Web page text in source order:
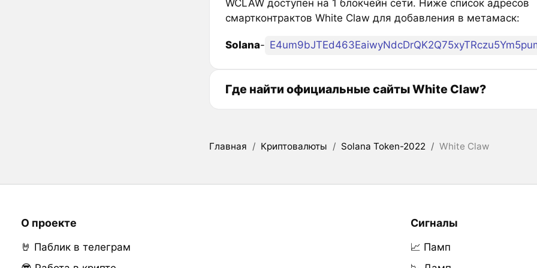
WCLAW доступен на 1 блокчейн сети. Ниже список адресов
смартконтрактов White Claw для добавления в метамаск:
Solana-
Где найти официальные сайты White Claw?
Главная / Криптовалюты / Solana Token-2022 / White Claw
О проекте
🤘 Паблик в телеграм
Сигналы
📈 Памп